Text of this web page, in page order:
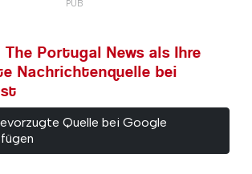
The Portugal News als Ihre
Nachrichtenquelle bei
Quelle bei Google